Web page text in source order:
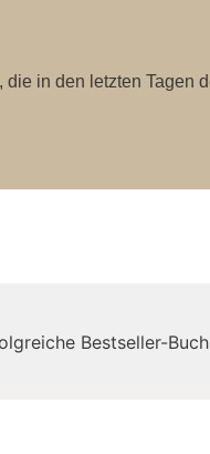
in den letzten Tagen
Bestseller-